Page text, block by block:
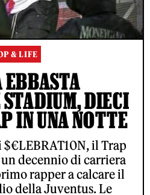
& LIFE
EBBASTA
DIECI
IN UNA NOTTE
$€LEBRAT10N, il Trap
decennio di carriera
rapper a calcare il
della Juventus. Le